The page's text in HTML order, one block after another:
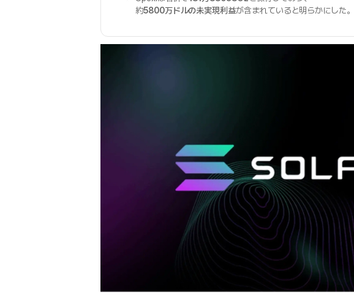
約5800万ドルの未実現利益が含まれていると明らかにした。